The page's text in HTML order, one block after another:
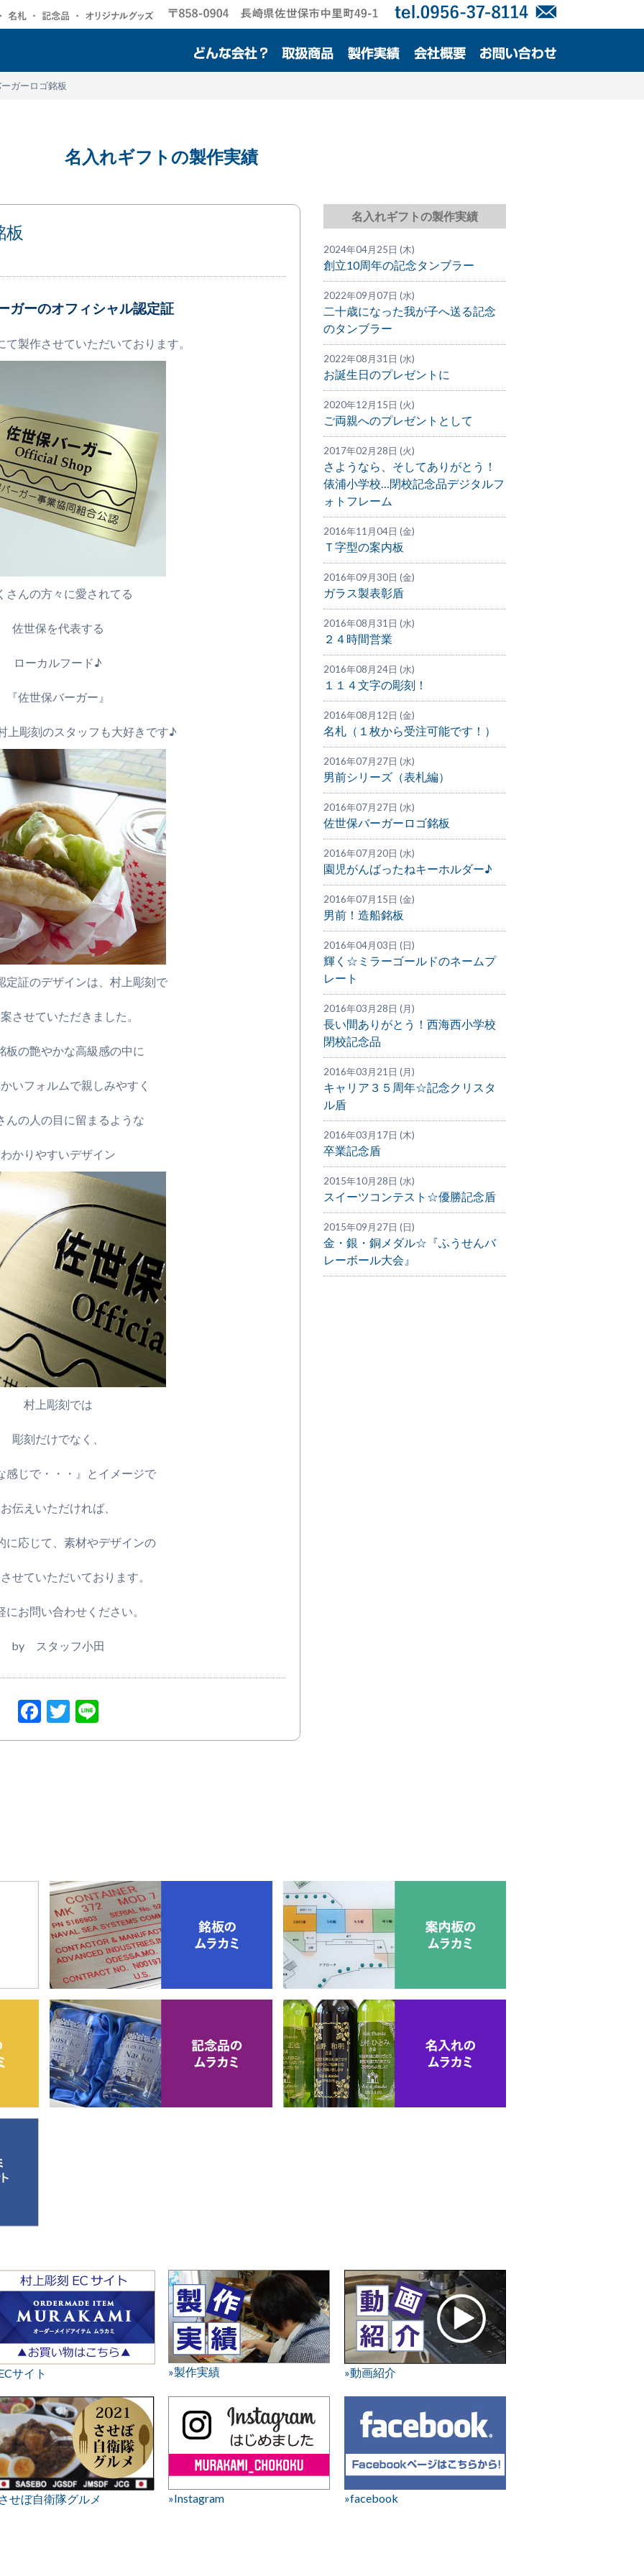
ガーロゴ銘板
名入れギフトの製作実績
板
ガーのオフィシャル認定証
て製作させていただいております。
さんの方々に愛されてる
佐世保を代表する
ローカルフード♪
『佐世保バーガー』
上彫刻のスタッフも大好きです♪
定証のデザインは、村上彫刻で
させていただきました。
板の艶やかな高級感の中に
いフォルムで親しみやすく
んの人の目に留まるような
わかりやすいデザイン
村上彫刻では
彫刻だけでなく、
感じで・・・』とイメージで
お伝えいただければ、
に応じて、素材やデザインの
せていただいております。
にお問い合わせください。
by スタッフ小田
Facebook
Twitter
Line
名入れギフトの製作実績
2024年04月25日 (木)
創立10周年の記念タンブラー
2022年09月07日 (水)
二十歳になった我が子へ送る記念
のタンブラー
2022年08月31日 (水)
お誕生日のプレゼントに
2020年12月15日 (火)
ご両親へのプレゼントとして
2017年02月28日 (火)
さようなら、そしてありがとう！
俵浦小学校…閉校記念品デジタルフ
ォトフレーム
2016年11月04日 (金)
Ｔ字型の案内板
2016年09月30日 (金)
ガラス製表彰盾
2016年08月31日 (水)
２４時間営業
2016年08月24日 (水)
１１４文字の彫刻！
2016年08月12日 (金)
名札（１枚から受注可能です！）
2016年07月27日 (水)
男前シリーズ（表札編）
2016年07月27日 (水)
佐世保バーガーロゴ銘板
2016年07月20日 (水)
園児がんばったねキーホルダー♪
2016年07月15日 (金)
男前！造船銘板
2016年04月03日 (日)
輝く☆ミラーゴールドのネームプ
レート
2016年03月28日 (月)
長い間ありがとう！西海西小学校
閉校記念品
2016年03月21日 (月)
キャリア３５周年☆記念クリスタ
ル盾
2016年03月17日 (木)
卒業記念盾
2015年10月28日 (水)
スイーツコンテスト☆優勝記念盾
2015年09月27日 (日)
金・銀・銅メダル☆『ふうせんバ
レーボール大会』
サイト »製作実績 »動画紹介
せぼ自衛隊グルメ »Instagram »facebook